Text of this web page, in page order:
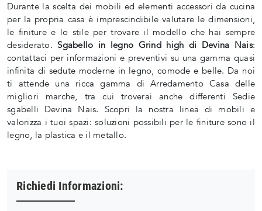
Durante la scelta dei mobili ed elementi accessori da cucina
per la propria casa è imprescindibile valutare le dimensioni,
le finiture e lo stile per trovare il modello che hai sempre
desiderato.Sgabello in legno Grind high di Devina Nais:
contattaci per informazioni e preventivi su una gamma quasi
infinita di sedute moderne in legno, comode e belle. Da noi
ti attende una ricca gamma di Arredamento Casa delle
migliori marche, tra cui troverai anche differenti Sedie
sgabelli Devina Nais. Scopri la nostra linea di mobili e
valorizza i tuoi spazi: soluzioni possibili per le finiture sono il
legno, la plastica e il metallo.
Richiedi Informazioni: